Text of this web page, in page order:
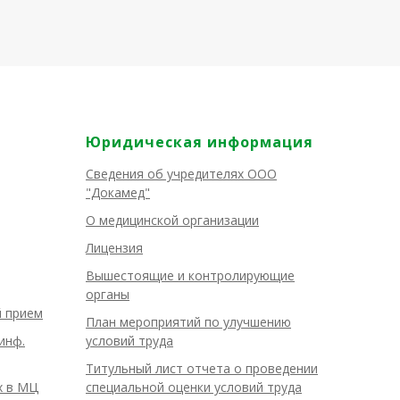
прием
в МЦ
Юридическая информация
Сведения об учредителях ООО
"Докамед"
О медицинской организации
Лицензия
Вышестоящие и контролирующие
органы
План мероприятий по улучшению
условий труда
Титульный лист отчета о проведении
специальной оценки условий труда